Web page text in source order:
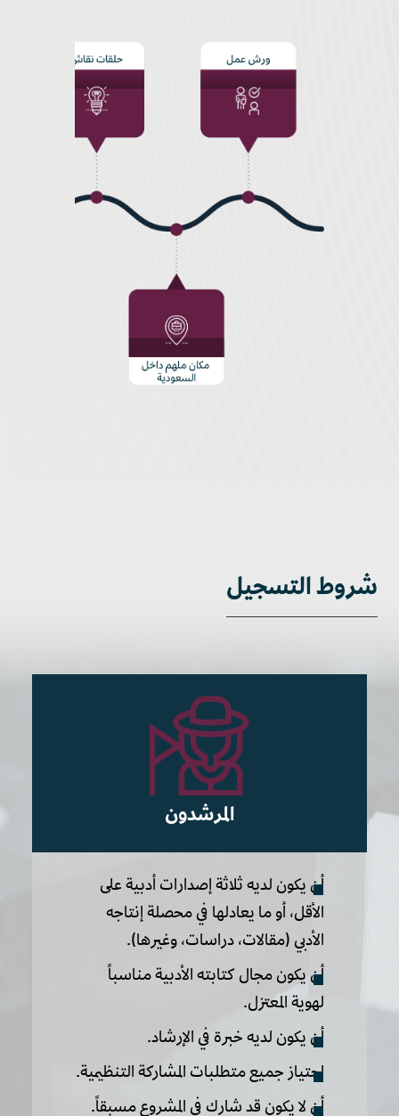
شروط التسجيل
المرشدون
أن يكون لديه ثلاثة إصدارات أدبية على
الأقل، أو ما يعادلها في محصلة إنتاجه
الأدبي (مقالات، دراسات، وغيرها).
أن يكون مجال كتابته الأدبية مناسباً
لهوية المعتزل.
أن يكون لديه خبرة في الإرشاد.
اجتياز جميع متطلبات المشاركة التنظيمية.
أن لا يكون قد شارك في المشروع مسبقاً.